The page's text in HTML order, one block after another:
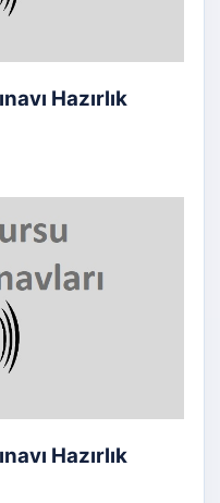
Hazırlık
Hazırlık